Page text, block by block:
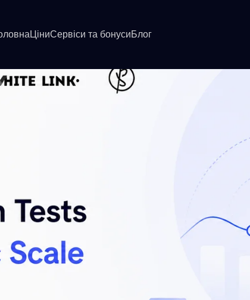
ЦіниСервіси та бонусиБлог
ламаються при масштабуванні трафіку